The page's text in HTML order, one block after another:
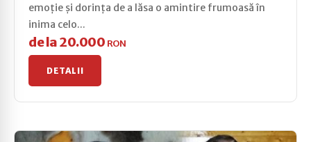
emoție și dorința de a lăsa o amintire frumoasă în
inima celo...
de la 20.000 RON
DETALII